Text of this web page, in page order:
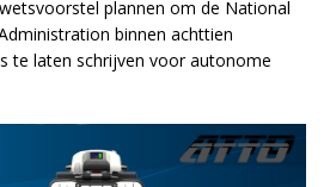
plannen om de National
binnen achttien
te laten schrijven voor autonome